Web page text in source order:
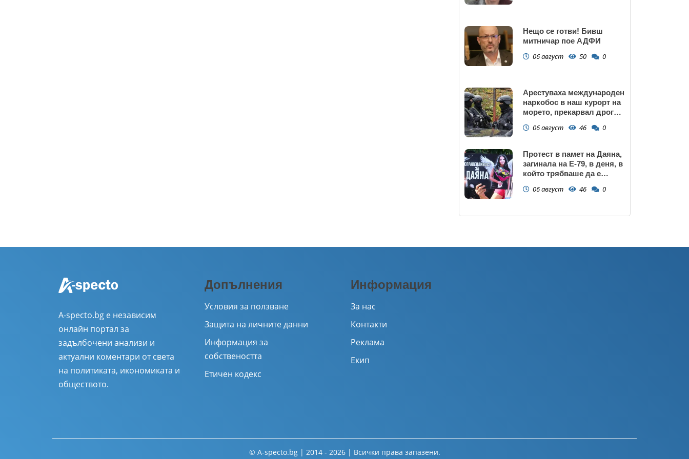
Нещо се готви! Бивш
митничар пое АДФИ
06 август 50 0
Арестуваха международен
наркобос в наш курорт на
морето, прекарвал дрога
06 август 46 0
Протест в памет на Даяна,
загинала на Е-79, в деня, в
който трябваше да е
06 август 46 0
A-specto.bg е независим
онлайн портал за
задълбочени анализи и
актуални коментари от света
на политиката, икономиката и
обществото.
Допълнения
Условия за ползване
Защита на личните данни
Информация за
собствеността
Етичен кодекс
Информация
За нас
Контакти
Реклама
Екип
© A-specto.bg | 2014 - 2026 | Всички права запазени.